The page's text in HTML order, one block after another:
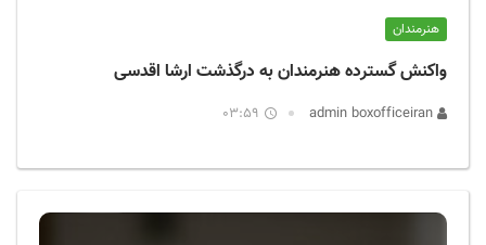
هنرمندان
واکنش گسترده هنرمندان به درگذشت ارشا اقدسی
03:59